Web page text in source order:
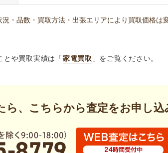
・品数・買取方法・出張エリアにより買取価格は
や買取実績は「 家電買取 」をご覧ください。
ら、こちらから査定をお申し込